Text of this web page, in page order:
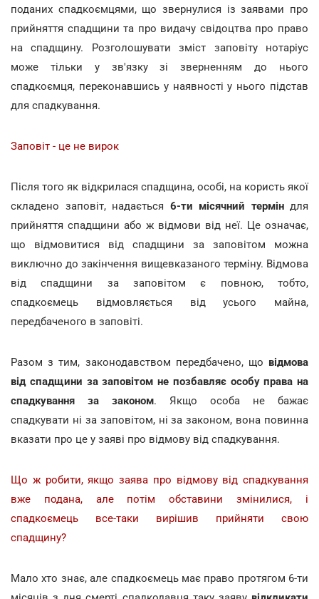
поданих спадкоємцями, що звернулися із заявами про
прийняття спадщини та про видачу свідоцтва про право
на спадщину. Розголошувати зміст заповіту нотаріус
може тільки у зв'язку зі зверненням до нього
спадкоємця, переконавшись у наявності у нього підстав
для спадкування.
Заповіт - це не вирок
Після того як відкрилася спадщина, особі, на користь якої
складено заповіт, надається 6-ти місячний терміндля
прийняття спадщини або ж відмови від неї. Це означає,
що відмовитися від спадщини за заповітом можна
виключно до закінчення вищевказаного терміну. Відмова
від спадщини за заповітом є повною, тобто,
спадкоємець відмовляється від усього майна,
передбаченого в заповіті.
Разом з тим, законодавством передбачено, що відмова
від спадщини за заповітом не позбавляє особу права на
спадкування за законом. Якщо особа не бажає
спадкувати ні за заповітом, ні за законом, вона повинна
вказати про це у заяві про відмову від спадкування.
Що ж робити, якщо заява про відмову від спадкування
вже подана, але потім обставини змінилися, і
спадкоємець все-таки вирішив прийняти свою
спадщину?
Мало хто знає, але спадкоємець має право протягом 6-ти